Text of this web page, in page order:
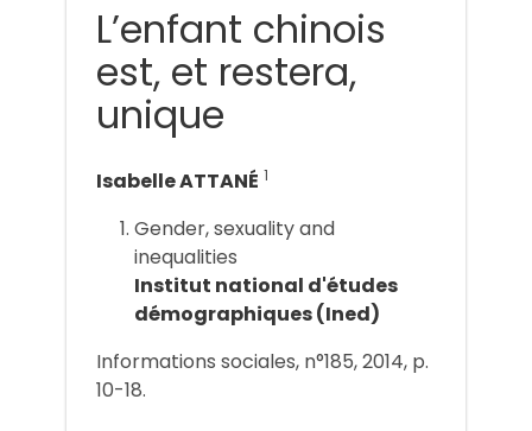
L’enfant chinois
est, et restera,
unique
Isabelle ATTANÉ 1
Gender, sexuality and
inequalities
Institut national d'études
démographiques (Ined)
Informations sociales, n°185, 2014, p.
10-18.